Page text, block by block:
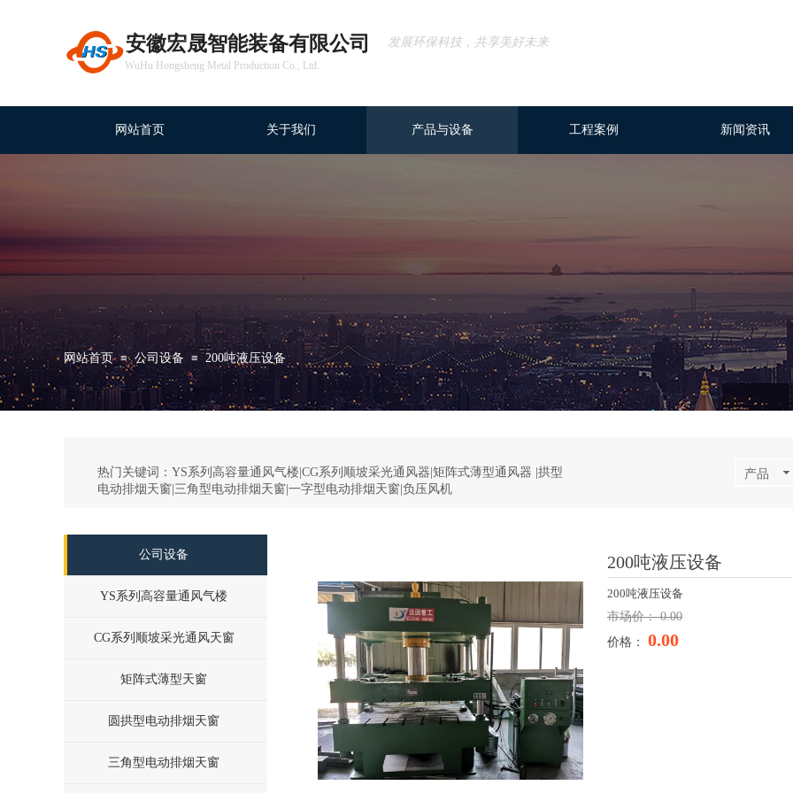
安徽宏晟智能装备有限公司
WuHu Hongsheng Metal Production Co., Ltd.
发展环保科技，共享美好未来
网站首页 关于我们 产品与设备 工程案例 新闻资讯
网站首页 ≡ 公司设备 ≡ 200吨液压设备
产品
热门关键词： YS系列高容量通风气楼|CG系列顺坡采光通风器|矩阵式薄型通风器 |拱型
电动排烟天窗|三角型电动排烟天窗|一字型电动排烟天窗|负压风机
200吨液压设备
200吨液压设备
市场价：0.00
价格： 0.00
公司设备
YS系列高容量通风气楼
CG系列顺坡采光通风天窗
矩阵式薄型天窗
圆拱型电动排烟天窗
三角型电动排烟天窗